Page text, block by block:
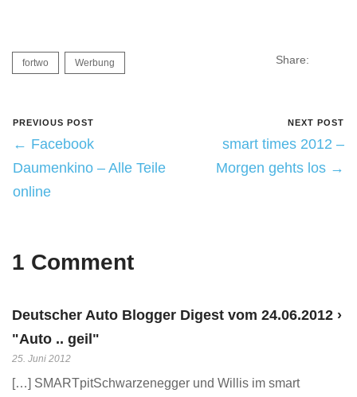
fortwo Werbung Share:
PREVIOUS POST
← Facebook
Daumenkino – Alle Teile
online
NEXT POST
smart times 2012 –
Morgen gehts los →
1 Comment
Deutscher Auto Blogger Digest vom 24.06.2012 ›
"Auto .. geil"
25. Juni 2012
[…] SMARTpitSchwarzenegger und Willis im smart